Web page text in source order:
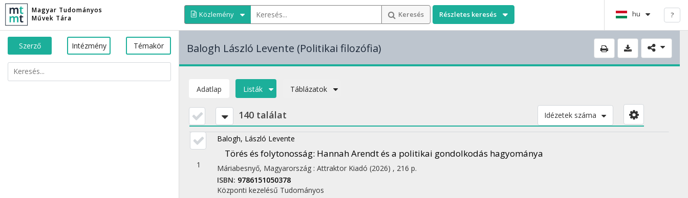
Magyar Tudományos
Művek Tára
Közlemény Keresés Részletes keresés hu ?
Szerző Intézmény Témakör Balogh László Levente (Politikai filozófia)
Adatlap Listák Táblázatok
140 találat Idézetek száma
1
Balogh, László Levente
Törés és folytonosság: Hannah Arendt és a politikai gondolkodás hagyománya
Máriabesnyő, Magyarország : Attraktor Kiadó (2026) , 216 p.
ISBN: 9786151050378
Központi kezelésű Tudományos